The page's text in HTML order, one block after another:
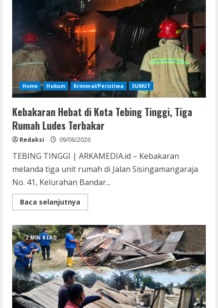
di
Pajak
Bakaran
Batu
Ludes
Terbakar
Home Hukum Kriminal/Peristiwa SUMUT
Kebakaran Hebat di Kota Tebing Tinggi, Tiga
Rumah Ludes Terbakar
Redaksi 09/06/2026
TEBING TINGGI | ARKAMEDIA.id – Kebakaran
melanda tiga unit rumah di Jalan Sisingamangaraja
No. 41, Kelurahan Bandar...
Baca selanjutnya
more
Hebat
di
Kota
Tebing
Tinggi,
Tiga
Rumah
Ludes
Terbakar
2 MIN READ